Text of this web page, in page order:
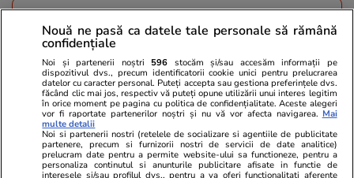
Citește mai multe
TRENDING
Știri România 09:14
A doua dronă doborâtă în România, la 10 km
de Sfântu Gheorghe. Radu Miruță: A fost
distrusă la 12 minute de la intrarea în spațiul
Nouă ne pasă ca datele tale personale să rămână
confidențiale
Noi și partenerii noștri 596 stocăm și/sau accesăm informații pe
dispozitivul dvs., precum identificatorii cookie unici pentru prelucrarea
datelor cu caracter personal. Puteți accepta sau gestiona preferințele dvs.
făcând clic mai jos, respectiv vă puteți opune utilizării unui interes legitim
în orice moment pe pagina cu politica de confidențialitate. Aceste alegeri
vor fi raportate partenerilor noștri și nu vă vor afecta navigarea. Mai
multe detalii
Noi si partenerii nostri (retelele de socializare si agentiile de publicitate
partenere, precum si furnizorii nostri de servicii de date analitice)
prelucram date pentru a permite website-ului sa functioneze, pentru a
personaliza continutul si anunturile publicitare afisate in functie de
interesele si/sau profilul dvs., pentru a va oferi functionalitati aferente